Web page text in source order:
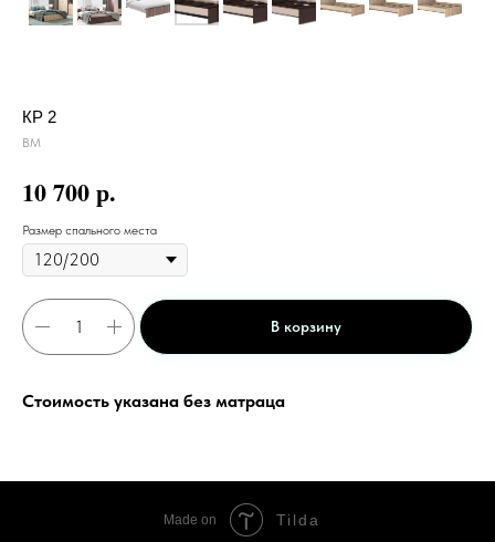
КР 2
ВМ
10 700р.
Размер спального места
В корзину
Стоимость указана без матраца
Made on Tilda